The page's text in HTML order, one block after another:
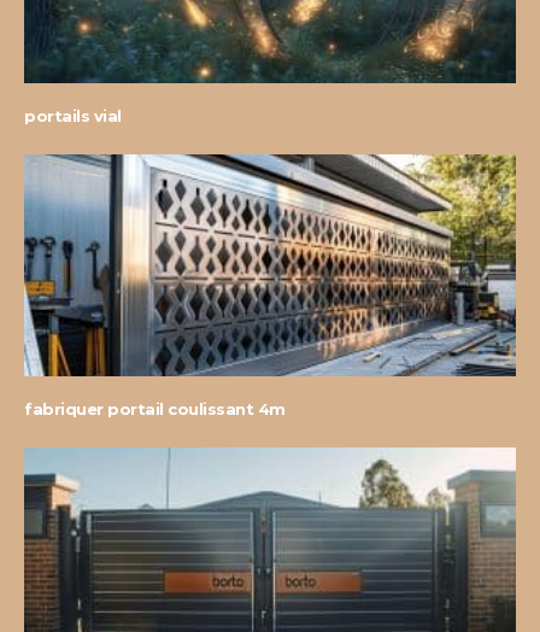
portails vial
fabriquer portail coulissant 4m